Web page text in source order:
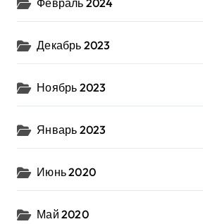
Февраль 2024
Декабрь 2023
Ноябрь 2023
Январь 2023
Июнь 2020
Май 2020